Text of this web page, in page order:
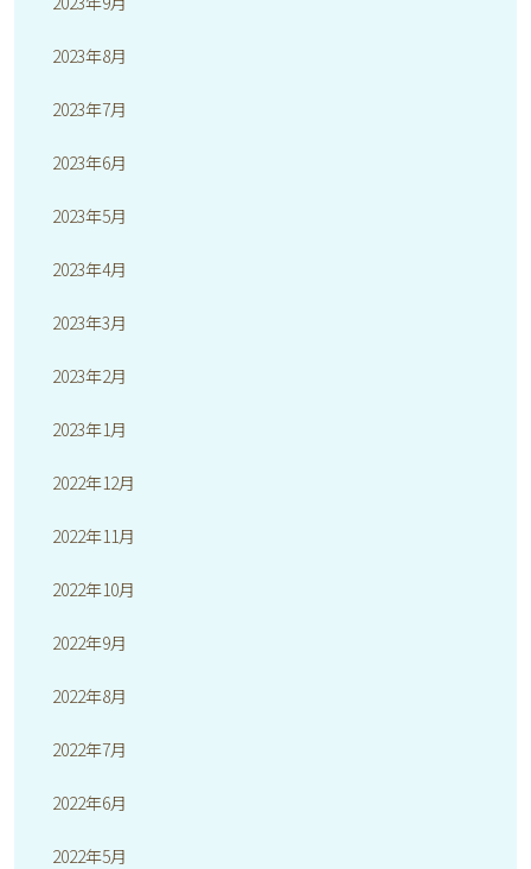
2023年8月
2023年7月
2023年6月
2023年5月
2023年4月
2023年3月
2023年2月
2023年1月
2022年12月
2022年11月
2022年10月
2022年9月
2022年8月
2022年7月
2022年6月
2022年5月